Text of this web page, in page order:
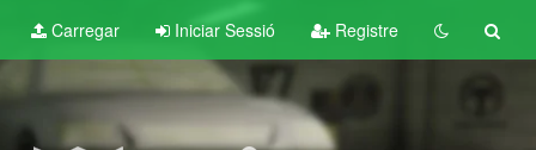
Carregar Iniciar Sessió Registre